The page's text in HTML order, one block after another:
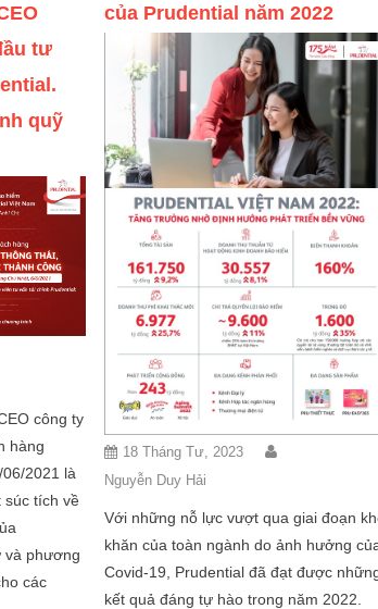
tư
quỹ
công ty
hàng
2021 là
súc tích về
và phương
các
của Prudential năm 2022
18 Tháng Tư, 2023
Nguyễn Duy Hải
Với những nỗ lực vượt qua giai đoạn
khăn của toàn ngành do ảnh hưởng
Covid-19, Prudential đã đạt được
kết quả đáng tự hào trong năm 2022.